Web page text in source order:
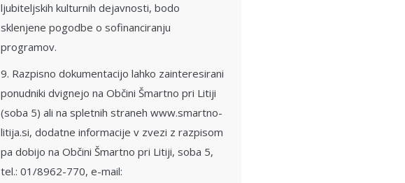
ljubiteljskih kulturnih dejavnosti, bodo
sklenjene pogodbe o sofinanciranju
programov.
9. Razpisno dokumentacijo lahko zainteresirani
ponudniki dvignejo na Občini Šmartno pri Litiji
(soba 5) ali na spletnih straneh www.smartno-
litija.si, dodatne informacije v zvezi z razpisom
pa dobijo na Občini Šmartno pri Litiji, soba 5,
tel.: 01/8962-770, e-mail: